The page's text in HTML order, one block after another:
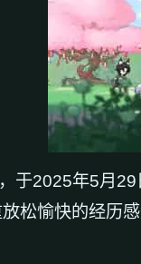
于2025年5月
松愉快的经历感